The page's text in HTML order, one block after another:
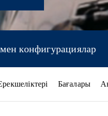
конфигурациялар
Бағалары